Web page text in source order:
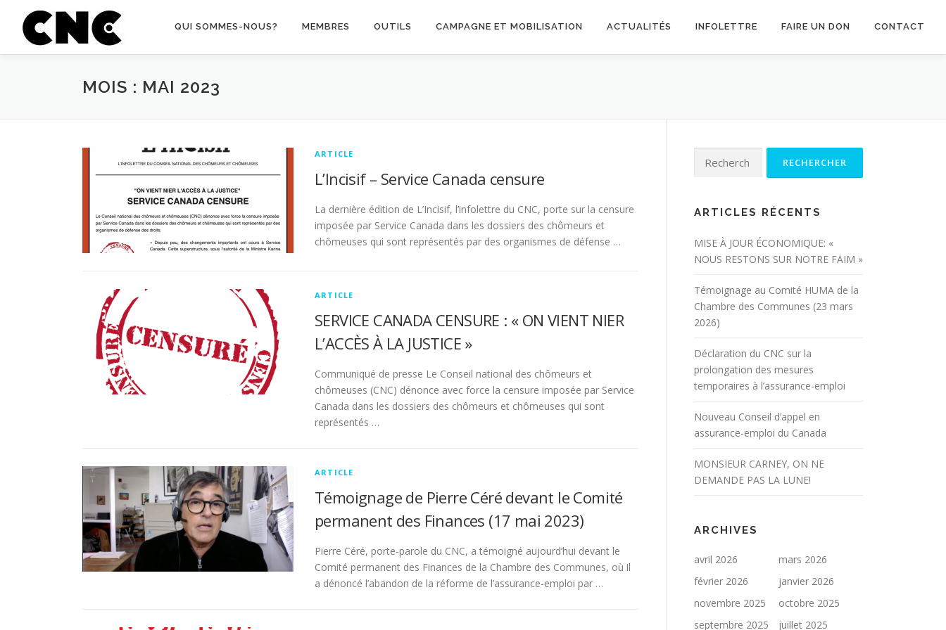
Aller au contenu
QUI SOMMES-NOUS? MEMBRES OUTILS CAMPAGNE ET MOBILISATION ACTUALITÉS INFOLETTRE FAIRE UN DON CONTACT
MOIS : MAI 2023
ARTICLE
L’Incisif – Service Canada censure
La dernière édition de L’Incisif, l’infolettre du CNC, porte sur la censure
imposée par Service Canada dans les dossiers des chômeurs et
chômeuses qui sont représentés par des organismes de défense …
ARTICLE
SERVICE CANADA CENSURE : « ON VIENT NIER
L’ACCÈS À LA JUSTICE »
Communiqué de presse Le Conseil national des chômeurs et
chômeuses (CNC) dénonce avec force la censure imposée par Service
Canada dans les dossiers des chômeurs et chômeuses qui sont
représentés …
ARTICLE
Témoignage de Pierre Céré devant le Comité
permanent des Finances (17 mai 2023)
Pierre Céré, porte-parole du CNC, a témoigné aujourd’hui devant le
Comité permanent des Finances de la Chambre des Communes, où il
a dénoncé l’abandon de la réforme de l’assurance-emploi par …
Rechercher :
ARTICLES RÉCENTS
MISE À JOUR ÉCONOMIQUE: «
NOUS RESTONS SUR NOTRE FAIM »
Témoignage au Comité HUMA de la
Chambre des Communes (23 mars
2026)
Déclaration du CNC sur la
prolongation des mesures
temporaires à l’assurance-emploi
Nouveau Conseil d’appel en
assurance-emploi du Canada
MONSIEUR CARNEY, ON NE
DEMANDE PAS LA LUNE!
ARCHIVES
avril 2026
mars 2026
février 2026
janvier 2026
novembre 2025
octobre 2025
septembre 2025
juillet 2025